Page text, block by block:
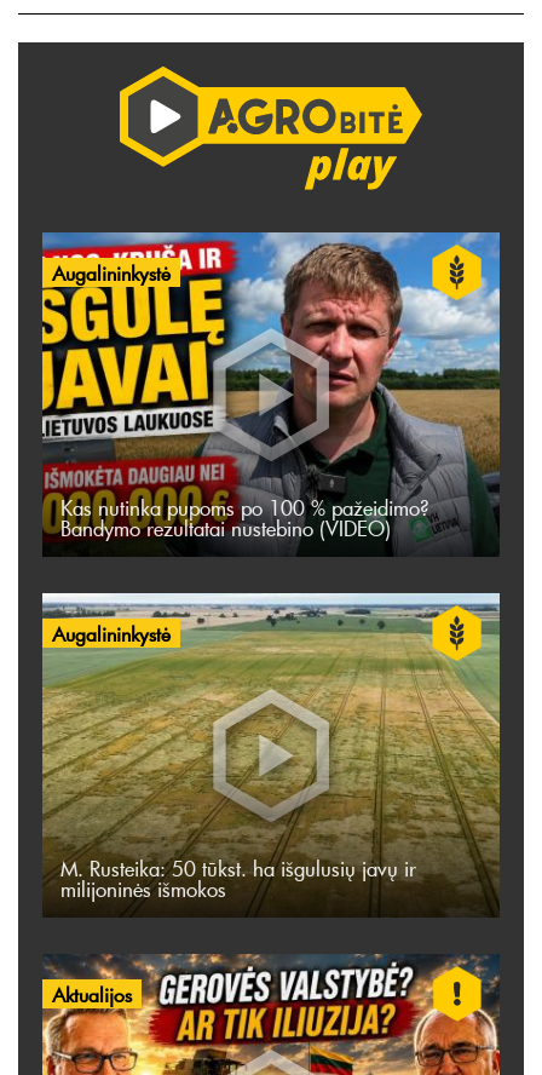
Augalininkystė
Kas nutinka pupoms po 100 % pažeidimo?
Bandymo rezultatai nustebino (VIDEO)
Augalininkystė
M. Rusteika: 50 tūkst. ha išgulusių javų ir
milijoninės išmokos
Aktualijos